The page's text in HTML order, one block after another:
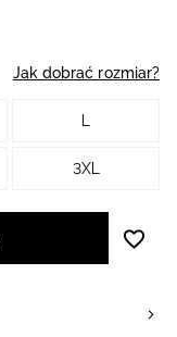
Jak dobrać rozmiar?
L
3XL